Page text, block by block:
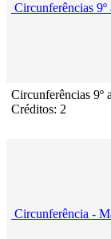
Circunferências 9º
Circunferências 9º
Créditos: 2
Circunferência -